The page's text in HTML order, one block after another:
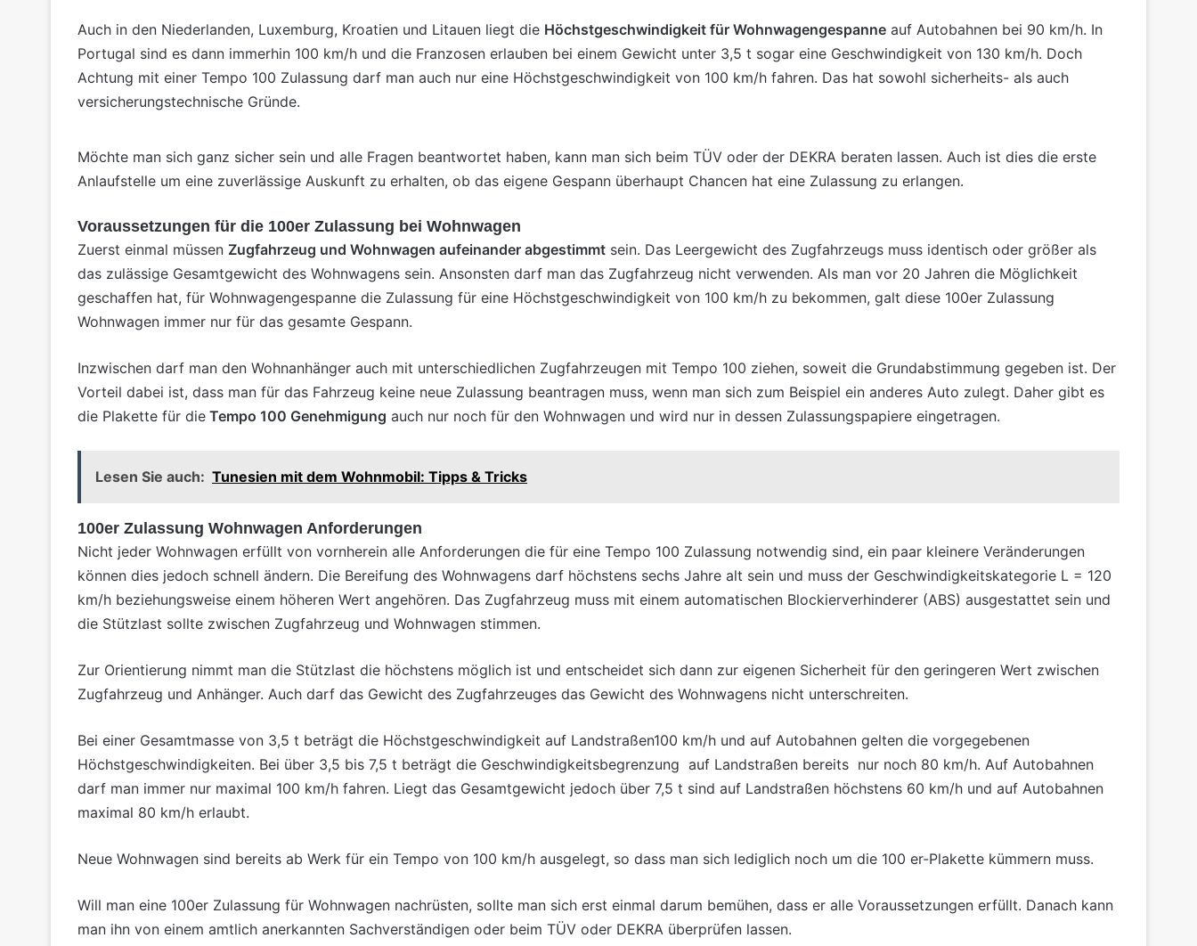
Auch in den Niederlanden, Luxemburg, Kroatien und Litauen liegt die Höchstgeschwindigkeit für Wohnwagengespanne auf Autobahnen bei 90 km/h. In
Portugal sind es dann immerhin 100 km/h und die Franzosen erlauben bei einem Gewicht unter 3,5 t sogar eine Geschwindigkeit von 130 km/h. Doch
Achtung mit einer Tempo 100 Zulassung darf man auch nur eine Höchstgeschwindigkeit von 100 km/h fahren. Das hat sowohl sicherheits- als auch
versicherungstechnische Gründe.
Möchte man sich ganz sicher sein und alle Fragen beantwortet haben, kann man sich beim TÜV oder der DEKRA beraten lassen. Auch ist dies die erste
Anlaufstelle um eine zuverlässige Auskunft zu erhalten, ob das eigene Gespann überhaupt Chancen hat eine Zulassung zu erlangen.
Voraussetzungen für die 100er Zulassung bei Wohnwagen
Zuerst einmal müssen Zugfahrzeug und Wohnwagen aufeinander abgestimmt sein. Das Leergewicht des Zugfahrzeugs muss identisch oder größer als
das zulässige Gesamtgewicht des Wohnwagens sein. Ansonsten darf man das Zugfahrzeug nicht verwenden. Als man vor 20 Jahren die Möglichkeit
geschaffen hat, für Wohnwagengespanne die Zulassung für eine Höchstgeschwindigkeit von 100 km/h zu bekommen, galt diese 100er Zulassung
Wohnwagen immer nur für das gesamte Gespann.
Inzwischen darf man den Wohnanhänger auch mit unterschiedlichen Zugfahrzeugen mit Tempo 100 ziehen, soweit die Grundabstimmung gegeben ist. Der
Vorteil dabei ist, dass man für das Fahrzeug keine neue Zulassung beantragen muss, wenn man sich zum Beispiel ein anderes Auto zulegt. Daher gibt es
die Plakette für die Tempo 100 Genehmigung auch nur noch für den Wohnwagen und wird nur in dessen Zulassungspapiere eingetragen.
Lesen Sie auch: Tunesien mit dem Wohnmobil: Tipps & Tricks
100er Zulassung Wohnwagen Anforderungen
Nicht jeder Wohnwagen erfüllt von vornherein alle Anforderungen die für eine Tempo 100 Zulassung notwendig sind, ein paar kleinere Veränderungen
können dies jedoch schnell ändern. Die Bereifung des Wohnwagens darf höchstens sechs Jahre alt sein und muss der Geschwindigkeitskategorie L = 120
km/h beziehungsweise einem höheren Wert angehören. Das Zugfahrzeug muss mit einem automatischen Blockierverhinderer (ABS) ausgestattet sein und
die Stützlast sollte zwischen Zugfahrzeug und Wohnwagen stimmen.
Zur Orientierung nimmt man die Stützlast die höchstens möglich ist und entscheidet sich dann zur eigenen Sicherheit für den geringeren Wert zwischen
Zugfahrzeug und Anhänger. Auch darf das Gewicht des Zugfahrzeuges das Gewicht des Wohnwagens nicht unterschreiten.
Bei einer Gesamtmasse von 3,5 t beträgt die Höchstgeschwindigkeit auf Landstraßen100 km/h und auf Autobahnen gelten die vorgegebenen
Höchstgeschwindigkeiten. Bei über 3,5 bis 7,5 t beträgt die Geschwindigkeitsbegrenzung auf Landstraßen bereits nur noch 80 km/h. Auf Autobahnen
darf man immer nur maximal 100 km/h fahren. Liegt das Gesamtgewicht jedoch über 7,5 t sind auf Landstraßen höchstens 60 km/h und auf Autobahnen
maximal 80 km/h erlaubt.
Neue Wohnwagen sind bereits ab Werk für ein Tempo von 100 km/h ausgelegt, so dass man sich lediglich noch um die 100 er-Plakette kümmern muss.
Will man eine 100er Zulassung für Wohnwagen nachrüsten, sollte man sich erst einmal darum bemühen, dass er alle Voraussetzungen erfüllt. Danach kann
man ihn von einem amtlich anerkannten Sachverständigen oder beim TÜV oder DEKRA überprüfen lassen.